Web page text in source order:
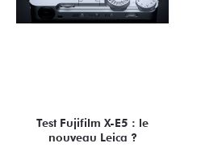
Test Fujifilm X-E5 : le
nouveau Leica ?